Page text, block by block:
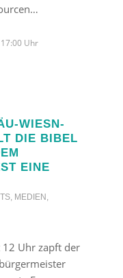
Uhr
WIESN-
DIE BIBEL
EINE
, MEDIEN ,
Uhr zapft der